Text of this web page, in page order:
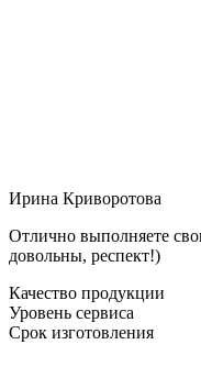
Ирина Криворотова
Отлично выполняете
довольны, респект!)
Качество продукции
Уровень сервиса
Срок изготовления